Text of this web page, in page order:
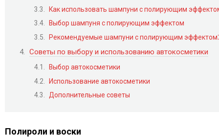
Как использовать шампуни с полирующим
Выбор шампуня с полирующим эффектом
Рекомендуемые шампуни с полирующим эффектом⁚
Советы по выбору и использованию автокосметики
Выбор автокосметики
Использование автокосметики
Дополнительные советы
Полироли и воски